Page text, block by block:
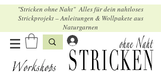
"Stricken ohne Naht" Alles für dein nahtloses
Strickprojekt – Anleitungen & Wollpakete aus
Naturgarnen